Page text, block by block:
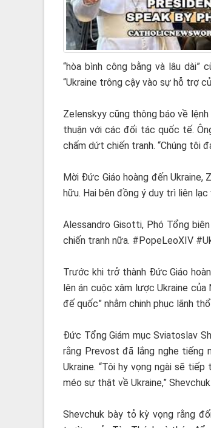
“hòa bình công bằng và lâu
“Ukraine trông cậy vào sự hỗ trợ
Zelenskyy cũng thông báo về
thuận với các đối tác quốc tế.
chấm dứt chiến tranh. “Chúng tôi
Mời Đức Giáo hoàng đến Ukraine,
hữu. Hai bên đồng ý duy trì liên
Alessandro Gisotti, Phó Tổng
chiến tranh nữa. #PopeLeoXIV
Trước khi trở thành Đức Giáo
lên án cuộc xâm lược Ukraine của
đế quốc” nhằm chinh phục lãnh
Đức Tổng Giám mục Sviatoslav
rằng Prevost đã lắng nghe tiếng
Ukraine. “Tôi hy vọng ngài sẽ
méo sự thật về Ukraine,” Shevchuk
Shevchuk bày tỏ kỳ vọng rằng